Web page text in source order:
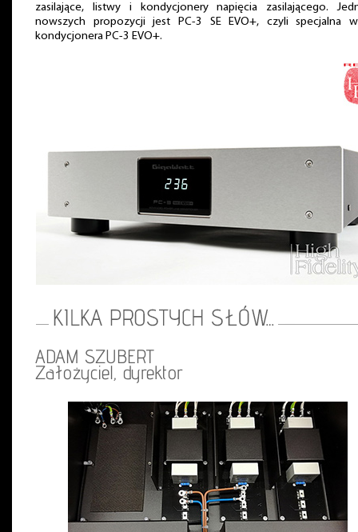
zasilające, listwy i kondycjonery napięcia zasilającego.
nowszych propozycji jest PC-3 SE EVO+, czyli specjalna
kondycjonera PC-3 EVO+.
ADAM SZUBERT
Założyciel, dyrektor